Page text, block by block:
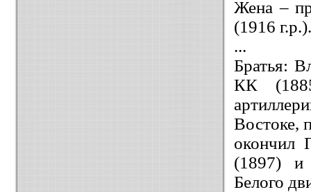
Жена –
(1916 г.р.).
...
Братья:
КК
Востоке,
окончил
(1897) и
Белого